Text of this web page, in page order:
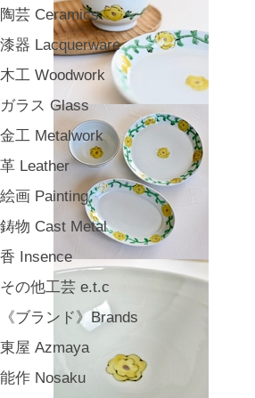
陶芸 Ceramics
漆器 Lacquerware
木工 Woodwork
ガラス Glass
金工 Metalwork
革 Leather
絵画 Painting
鋳物 Cast Metal
香 Insence
その他工芸 e.t.c
《ブランド》Brands
東屋 Azmaya
能作 Nosaku